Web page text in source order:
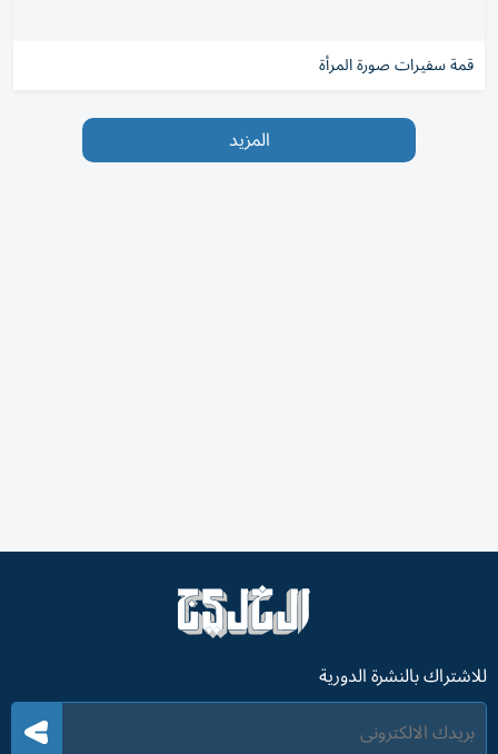
قمة ‫سفيرات صورة المرأة
المزيد
للاشتراك بالنشرة الدورية